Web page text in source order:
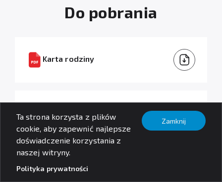
Ta strona korzysta z plików
cookie, aby zapewnić najlepsze
doświadczenie korzystania z
naszej witryny.
Polityka prywatności
Zamknij
Do pobrania
Karta rodziny
Karta rodziny rozszerzona
512.91 KB